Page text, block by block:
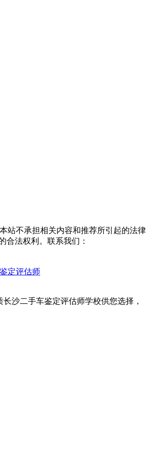
站不承担相关内容和推荐所引起的法律
合法权利。联系我们：
定评估师
沙二手车鉴定评估师学校供您选择，